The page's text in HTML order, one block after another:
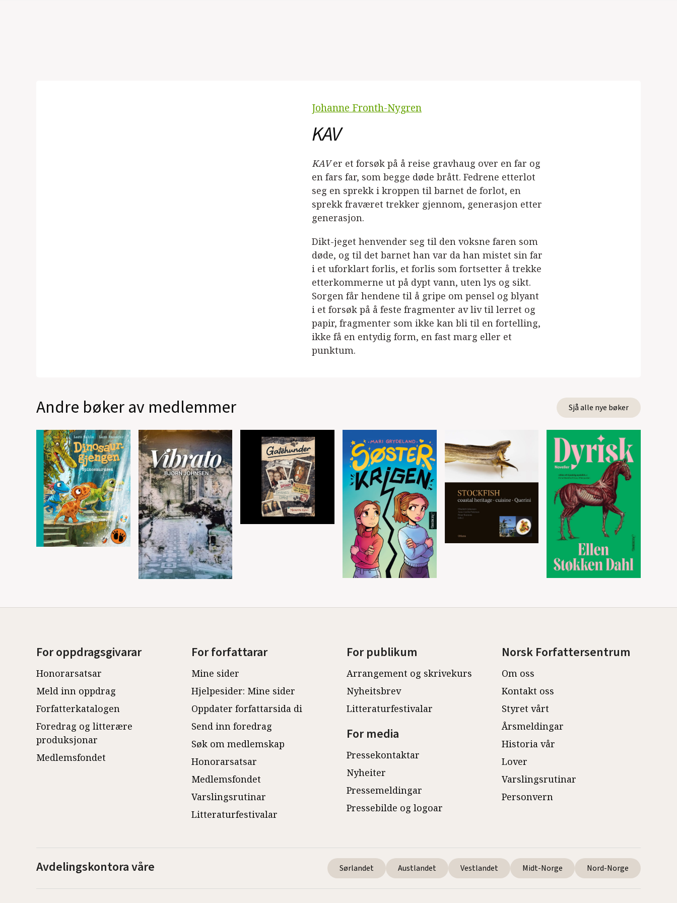
Johanne Fronth-Nygren
KAV
KAVer et forsøk på å reise gravhaug over en far og
en fars far, som begge døde brått. Fedrene etterlot
seg en sprekk i kroppen til barnet de forlot, en
sprekk fraværet trekker gjennom, generasjon etter
generasjon.
Dikt-jeget henvender seg til den voksne faren som
døde, og til det barnet han var da han mistet sin far
i et uforklart forlis, et forlis som fortsetter å trekke
etterkommerne ut på dypt vann, uten lys og sikt.
Sorgen får hendene til å gripe om pensel og blyant
i et forsøk på å feste fragmenter av liv til lerret og
papir, fragmenter som ikke kan bli til en fortelling,
ikke få en entydig form, en fast marg eller et
punktum.
Andre bøker av medlemmer Sjå alle nye bøker
For oppdragsgivarar
Honorarsatsar
Meld inn oppdrag
Forfatterkatalogen
Foredrag og litterære
produksjonar
Medlemsfondet
For forfattarar
Mine sider
Hjelpesider: Mine sider
Oppdater forfattarsida di
Send inn foredrag
Søk om medlemskap
Honorarsatsar
Medlemsfondet
Varslingsrutinar
Litteraturfestivalar
For publikum
Arrangement og skrivekurs
Nyheitsbrev
Litteraturfestivalar
For media
Pressekontaktar
Nyheiter
Pressemeldingar
Pressebilde og logoar
Norsk Forfattersentrum
Om oss
Kontakt oss
Styret vårt
Årsmeldingar
Historia vår
Lover
Varslingsrutinar
Personvern
Avdelingskontora våre Sørlandet Austlandet Vestlandet Midt-Norge Nord-Norge